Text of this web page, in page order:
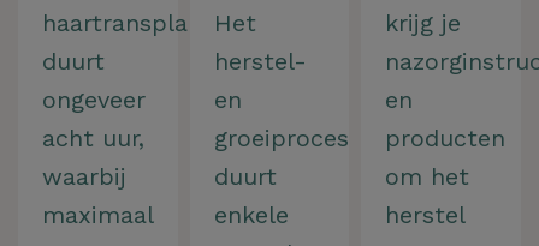
haartransplantatie
duurt
ongeveer
acht uur,
waarbij
maximaal
Het
herstel-
en
groeiproces
duurt
enkele
krijg je
en
producten
om het
herstel